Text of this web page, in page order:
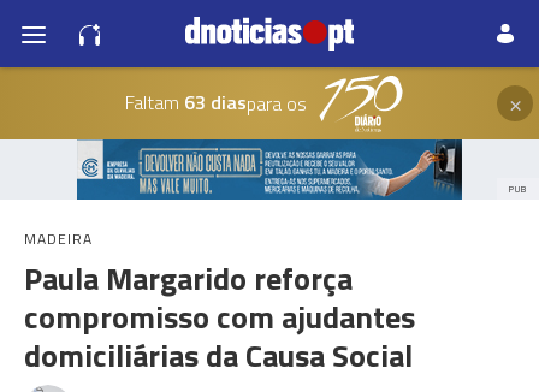
Faltam 63 diaspara os ×
PUB
MADEIRA
Paula Margarido reforça
compromisso com ajudantes
domiciliárias da Causa Social